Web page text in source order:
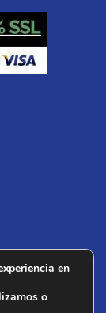
ti?
en
o